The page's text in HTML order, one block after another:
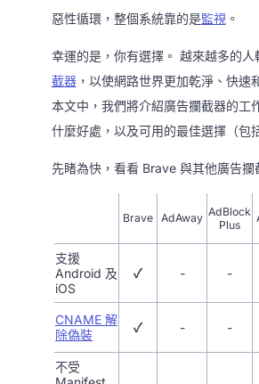
惡性循環，整個系統靠的是監視 。
幸運的是，你有選擇。 越來越多的人
截器，以使網路世界更加乾淨、快速
本文中，我們將介紹廣告攔截器的工
什麼好處，以及可用的最佳選擇（包
先睹為快，看看 Brave 與其他廣告攔
Brave AdAway AdBlock
Plus
支援
Android 及
iOS
✓ - -
CNAME 解
除偽裝
✓ - -
不受